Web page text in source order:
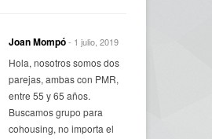
Joan Mompó- 1 julio, 2019
Hola, nosotros somos dos
parejas, ambas con PMR,
entre 55 y 65 años.
Buscamos grupo para
cohousing, no importa el